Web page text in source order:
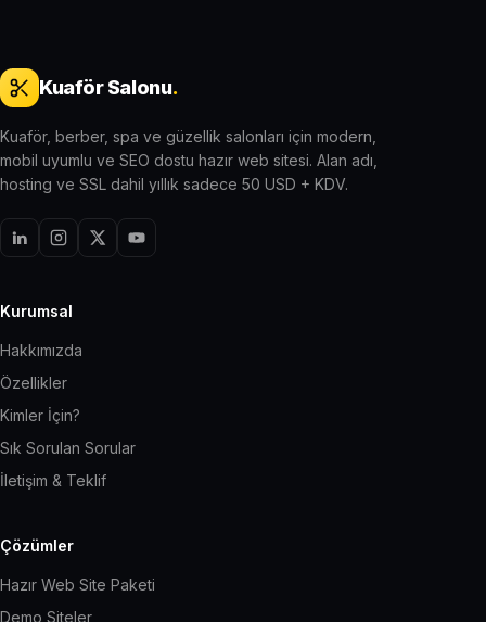
Kuaför Salonu.
Kuaför, berber, spa ve güzellik salonları için modern,
mobil uyumlu ve SEO dostu hazır web sitesi. Alan adı,
hosting ve SSL dahil yıllık sadece 50 USD + KDV.
Kurumsal
Hakkımızda
Özellikler
Kimler İçin?
Sık Sorulan Sorular
İletişim & Teklif
Çözümler
Hazır Web Site Paketi
Demo Siteler